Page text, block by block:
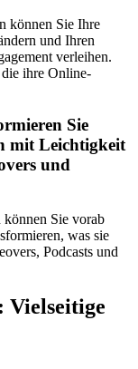
können Sie Ihre
und Ihren
verleihen.
ihre Online-
Sie
mit Leichtigkeit
und
Sie vorab
was sie
Podcasts und
Vielseitige